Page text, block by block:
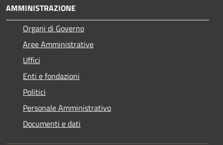
AMMINISTRAZIONE
Organi di Governo
Aree Amministrative
Uffici
Enti e fondazioni
Politici
Personale Amministrativo
Documenti e dati